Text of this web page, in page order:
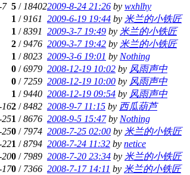
7 5 / 184022009-8-24 21:26 by wxhlhy
1 /9161 2009-6-19 19:44 by 米兰的小铁匠
1 /8391 2009-3-7 19:49 by 米兰的小铁匠
2 /9476 2009-3-7 19:42 by 米兰的小铁匠
1 /8023 2009-3-6 19:01 by Nothing
0 /6979 2008-12-19 10:02 by 风雨声中
0 / 7259 2008-12-19 10:00 by 风雨声中
1 /9440 2008-12-19 09:54 by 风雨声中
162 /8482 2008-9-7 11:15 by 西瓜葫芦
251 /8676 2008-9-5 15:47 by Nothing
250 / 7974 2008-7-25 02:00 by 米兰的小铁匠
221 /8794 2008-7-24 11:32 by netice
200 / 7989 2008-7-20 23:34 by 米兰的小铁匠
170 / 7366 2008-7-17 14:11 by 米兰的小铁匠